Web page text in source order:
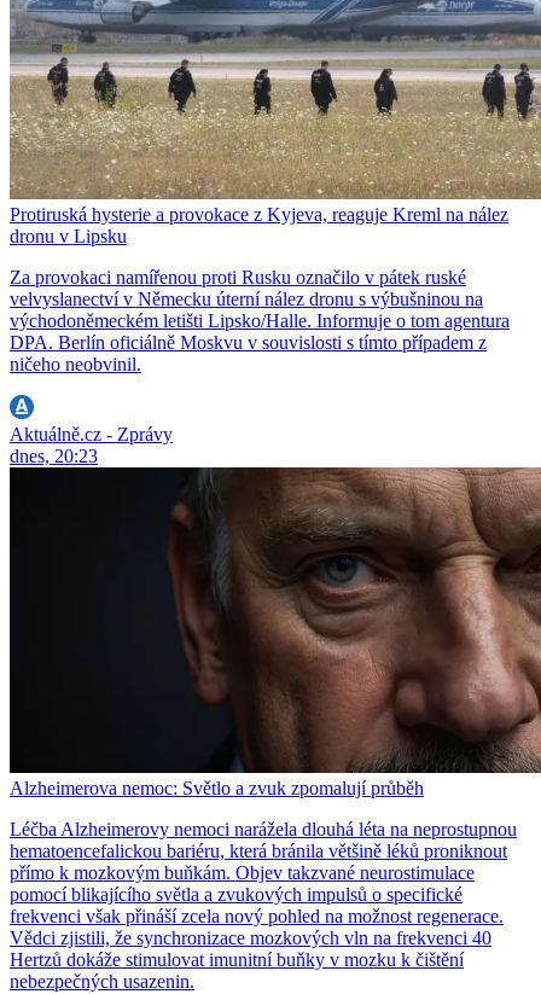
Protiruská hysterie a provokace z Kyjeva, reaguje Kreml na nález
dronu v Lipsku
Za provokaci namířenou proti Rusku označilo v pátek ruské
velvyslanectví v Německu úterní nález dronu s výbušninou na
východoněmeckém letišti Lipsko/Halle. Informuje o tom agentura
DPA. Berlín oficiálně Moskvu v souvislosti s tímto případem z
ničeho neobvinil.
Aktuálně.cz - Zprávy
dnes, 20:23
Alzheimerova nemoc: Světlo a zvuk zpomalují průběh
Léčba Alzheimerovy nemoci narážela dlouhá léta na neprostupnou
hematoencefalickou bariéru, která bránila většině léků proniknout
přímo k mozkovým buňkám. Objev takzvané neurostimulace
pomocí blikajícího světla a zvukových impulsů o specifické
frekvenci však přináší zcela nový pohled na možnost regenerace.
Vědci zjistili, že synchronizace mozkových vln na frekvenci 40
Hertzů dokáže stimulovat imunitní buňky v mozku k čištění
nebezpečných usazenin.